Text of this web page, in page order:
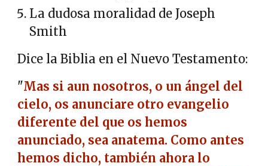
La dudosa moralidad de Joseph
Smith
Dice la Biblia en el Nuevo Testamento:
"Mas si aun nosotros, o un ángel del
cielo, os anunciare otro evangelio
diferente del que os hemos
anunciado, sea anatema. Como antes
hemos dicho, también ahora lo